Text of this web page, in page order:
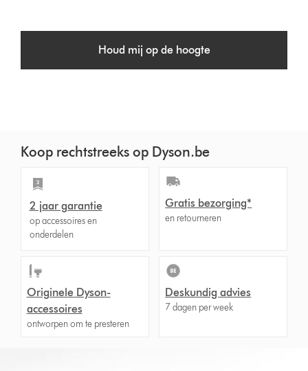
Houd mij op de hoogte
Koop rechtstreeks op Dyson.be
2 jaar garantie
op accessoires en
onderdelen
Gratis bezorging*
en retourneren
Originele Dyson-
accessoires
ontworpen om te presteren
Deskundig advies
7 dagen per week